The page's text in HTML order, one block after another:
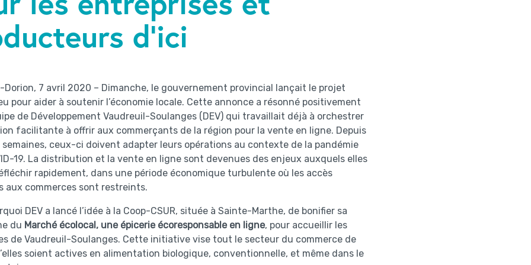
d’ici
Dorion, 7 avril 2020 – Dimanche, le gouvernement provincial lançait le projet
pour aider à soutenir l’économie locale. Cette annonce a résonné positivement
de Développement Vaudreuil-Soulanges (DEV) qui travaillait déjà à orchestrer
facilitante à offrir aux commerçants de la région pour la vente en ligne. Depuis
ceux-ci doivent adapter leurs opérations au contexte de la pandémie
19. La distribution et la vente en ligne sont devenues des enjeux auxquels elles
rapidement, dans une période économique turbulente où les accès
aux commerces sont restreints.
DEV a lancé l’idée à la Coop-CSUR, située à Sainte-Marthe, de bonifier sa
du Marché écolocal, une épicerie écoresponsable en ligne, pour accueillir les
de Vaudreuil-Soulanges. Cette initiative vise tout le secteur du commerce de
soient actives en alimentation biologique, conventionnelle, et même dans le